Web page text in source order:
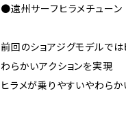
●遠州サーフヒラメチューン
前回のショアジグモデルで
わらかいアクションを実現
ヒラメが乗りやすいやわらか